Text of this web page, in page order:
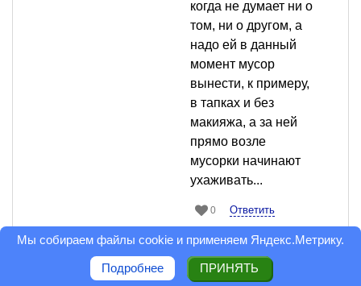
когда не думает ни о
том, ни о другом, а
надо ей в данный
момент мусор
вынести, к примеру,
в тапках и без
макияжа, а за ней
прямо возле
мусорки начинают
ухаживать...
0 Ответить
Юрий Лях
Читатель
26 июля 2011 в 17:58
Сообщить модератору
Мы собираем файлы cookie и применяем Яндекс.Метрику.
Подробнее ПРИНЯТЬ